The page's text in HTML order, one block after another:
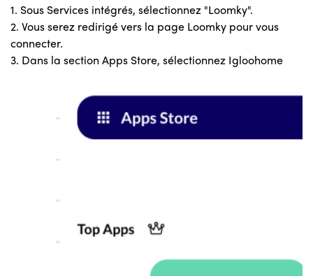
1. Sous Services intégrés, sélectionnez "Loomky".
2. Vous serez redirigé vers la page Loomky pour vous
connecter.
3. Dans la section Apps Store, sélectionnez Igloohome